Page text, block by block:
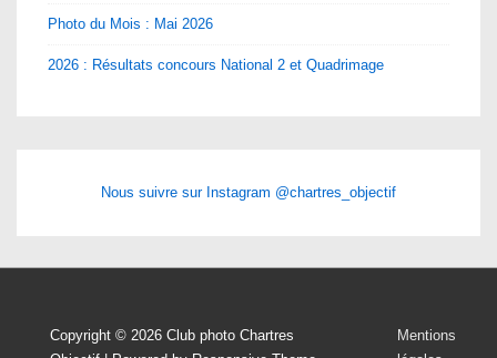
Photo du Mois : Mai 2026
2026 : Résultats concours National 2 et Quadrimage
Nous suivre sur Instagram @chartres_objectif
Copyright © 2026 Club photo Chartres
Menu
Mentions